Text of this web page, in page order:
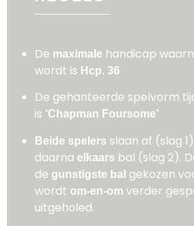
De maximale handicap
wordt is Hcp. 36
De gehanteerde spelvorm
is ‘Chapman Foursome’
Beide spelers slaan af (slag
daarna elkaars bal (slag 2).
de gunstigste bal gekozen
wordt om-en-om verder
uitgeholed.